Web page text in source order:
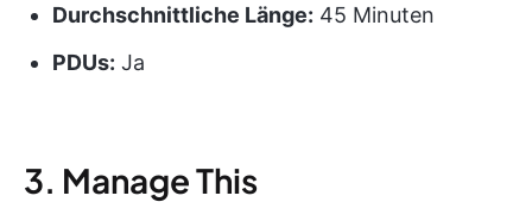
Durchschnittliche Länge: 45 Minuten
PDUs: Ja
3. Manage This